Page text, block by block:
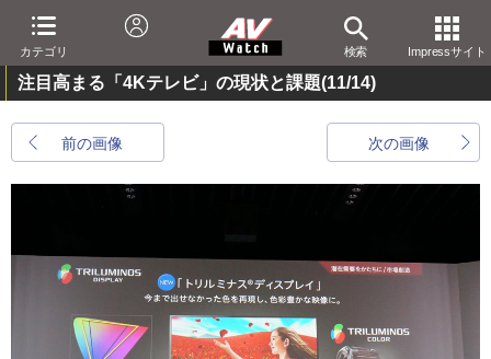
カテゴリ 検索 Impressサイト
注目高まる「4Kテレビ」の現状と課題(11/14)
前の画像 次の画像